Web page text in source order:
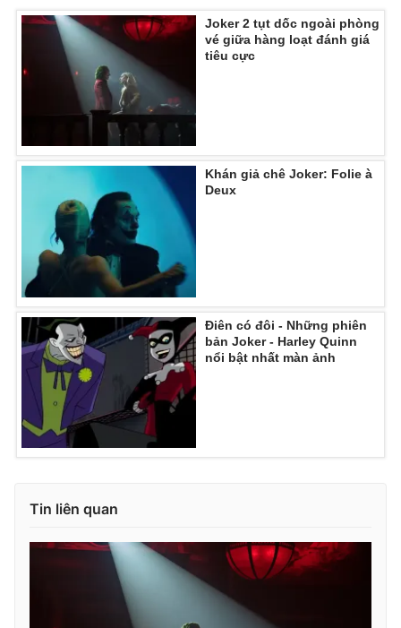
VTV Sức khoẻ Bất động sản
Thị trường 24h Tấm lòng Việt
Vươn mình bằng AI
VTV9 VTV8
Liên hệ tòa soạn
THỜI BÁO VTV
Theo dõi báo trên
Cơ quan chủ quản:Đài Truyền hình Việt Nam
Giấy phép hoạt động báo in và báo điện tử số 483/GP-BTTTT
cấp ngày 29/12/2023
Tổng Biên tập:Vũ Thanh Thủy
Phó Tổng Biên tập:
Nguyễn Thị Mỹ Hạnh, Phạm Quốc Thắng,
Nguyễn Trọng Ninh
024.38 355 931 - 024.38 355 932
Joker 2 tụt dốc ngoài phòng
vé giữa hàng loạt đánh giá
tiêu cực
Khán giả chê Joker: Folie à
Deux
Điên có đôi - Những phiên
bản Joker - Harley Quinn
nổi bật nhất màn ảnh
Tin liên quan